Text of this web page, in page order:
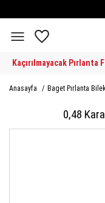
Kaçırılmayacak Pırlanta
Anasayfa / Baget Pırlanta
0,48